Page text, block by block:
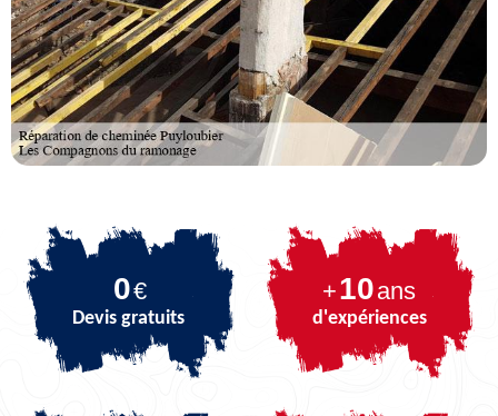
0€
Devis gratuits
+10ans
d'expériences